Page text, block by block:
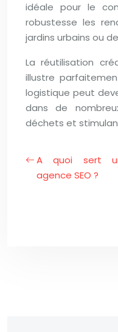
idéale pour le
robustesse les
jardins urbains ou
La réutilisation
illustre
logistique peut
dans de
déchets et
A quoi sert
agence SEO ?